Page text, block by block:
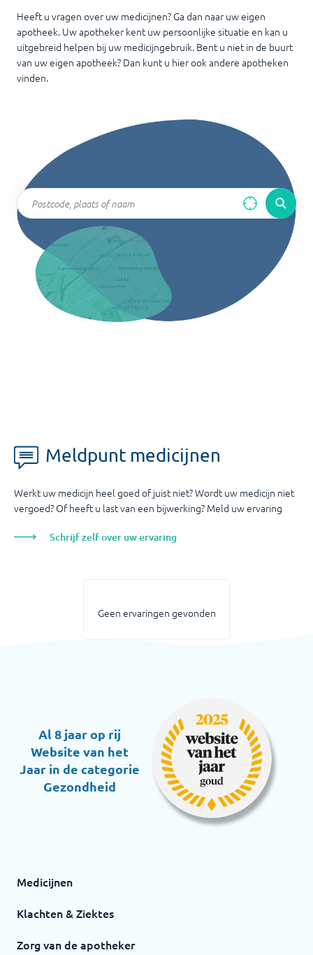
Heeft u vragen over uw medicijnen? Ga dan naar uw eigen
apotheek. Uw apotheker kent uw persoonlijke situatie en kan u
uitgebreid helpen bij uw medicijngebruik. Bent u niet in de buurt
van uw eigen apotheek? Dan kunt u hier ook andere apotheken
vinden.
Meldpunt medicijnen
Werkt uw medicijn heel goed of juist niet? Wordt uw medicijn niet
vergoed? Of heeft u last van een bijwerking? Meld uw ervaring
Schrijf zelf over uw ervaring
Geen ervaringen gevonden
Al 8 jaar op rij
Website van het
Jaar in de categorie
Gezondheid
Medicijnen
Klachten & Ziektes
Zorg van de apotheker